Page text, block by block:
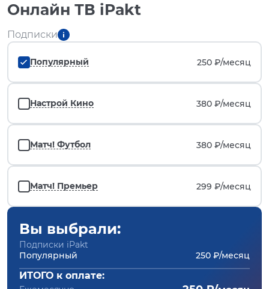
Онлайн ТВ iPakt
Подписки
Популярный 250 ₽/месяц
Настрой Кино 380 ₽/месяц
Матч! Футбол 380 ₽/месяц
Матч! Премьер 299 ₽/месяц
Вы выбрали:
Подписки iPakt
Популярный
250 ₽/месяц
ИТОГО к оплате: